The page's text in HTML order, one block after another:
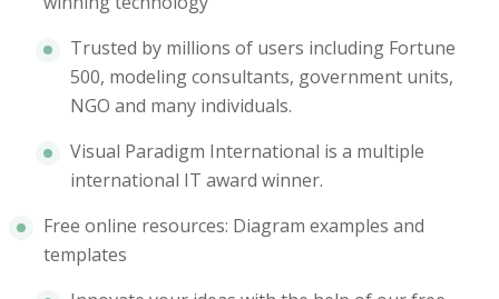
Trusted by millions of users including Fortune
500, modeling consultants, government units,
NGO and many individuals.
Visual Paradigm International is a multiple
international IT award winner.
Free online resources: Diagram examples and
templates